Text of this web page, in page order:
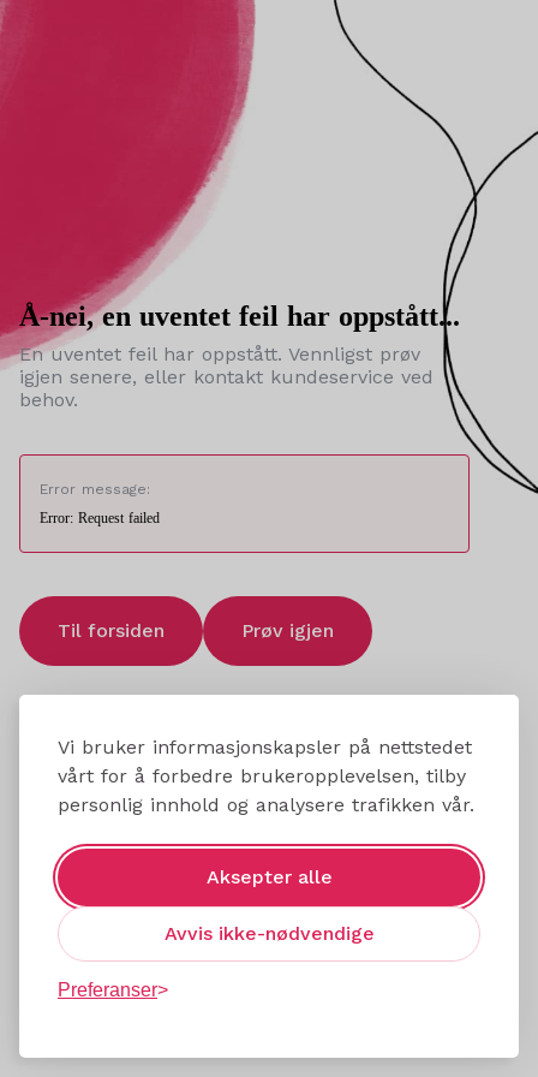
Vi bruker informasjonskapsler på nettstedet
vårt for å forbedre brukeropplevelsen, tilby
personlig innhold og analysere trafikken vår.
Aksepter alle
Avvis ikke-nødvendige
Preferanser
Å-nei, en uventet feil har oppstått...
En uventet feil har oppstått. Vennligst prøv
igjen senere, eller kontakt kundeservice ved
behov.
Error message:
Error: Request failed
Til forsiden Prøv igjen